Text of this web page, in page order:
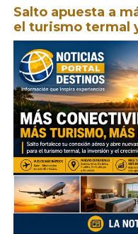
Salto apuesta a
el turismo termal